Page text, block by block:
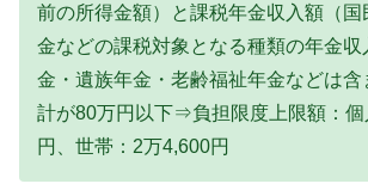
前の所得金額）と課税年金収入額（
金などの課税対象となる種類の年金収
金・遺族年金・老齢福祉年金などは含
計が80万円以下⇒負担限度上限額：個
円、世帯：2万4,600円